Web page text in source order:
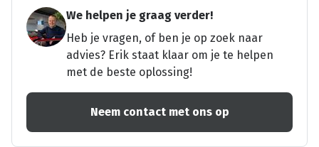
We helpen je graag verder!
Heb je vragen, of ben je op zoek naar
advies? Erik staat klaar om je te helpen
met de beste oplossing!
Neem contact met ons op